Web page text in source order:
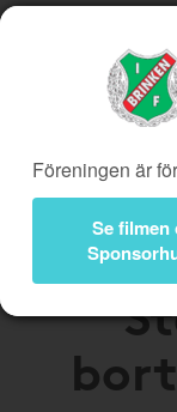
Köp
Presentkort
Bli medlem
Föreningen är
Se filmen